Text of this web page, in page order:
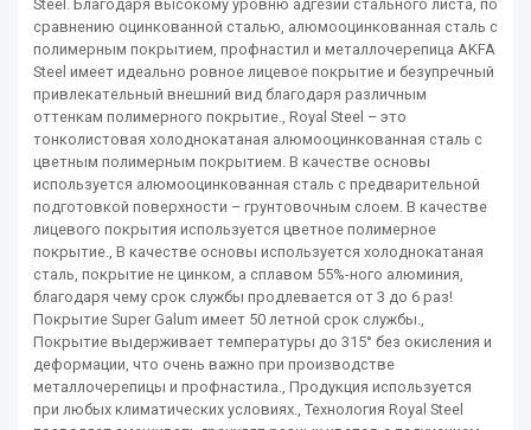
Steel. Благодаря высокому уровню адгезии стального листа, по
сравнению оцинкованной сталью, алюмооцинкованная сталь с
полимерным покрытием, профнастил и металлочерепица AKFA
Steel имеет идеально ровное лицевое покрытие и безупречный
привлекательный внешний вид благодаря различным
оттенкам полимерного покрытие., Royal Steel – это
тонколистовая холоднокатаная алюмооцинкованная сталь с
цветным полимерным покрытием. В качестве основы
используется алюмооцинкованная сталь с предварительной
подготовкой поверхности – грунтовочным слоем. В качестве
лицевого покрытия используется цветное полимерное
покрытие., В качестве основы используется холоднокатаная
сталь, покрытие не цинком, а сплавом 55%-ного алюминия,
благодаря чему срок службы продлевается от 3 до 6 раз!
Покрытие Super Galum имеет 50 летной срок службы.,
Покрытие выдерживает температуры до 315° без окисления и
деформации, что очень важно при производстве
металлочерепицы и профнастила., Продукция используется
при любых климатических условиях., Технология Royal Steel